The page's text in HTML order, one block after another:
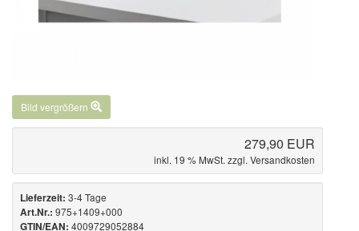
Bild vergrößern
279,90 EUR
inkl. 19 % MwSt. zzgl. Versandkosten
Lieferzeit: 3-4 Tage
Art.Nr.: 975+1409+000
GTIN/EAN: 4009729052884